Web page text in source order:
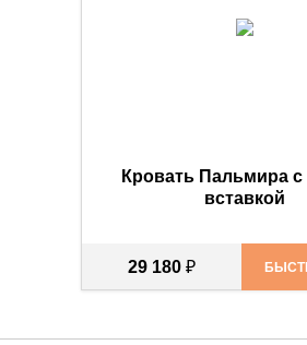
Кровать Пальмира с
вcтавкой
29 180 ₽